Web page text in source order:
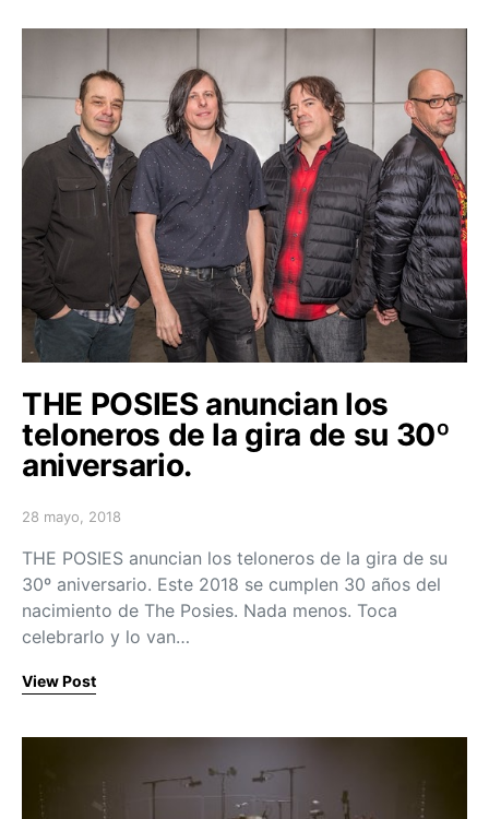
THE POSIES anuncian los
teloneros de la gira de su 30º
aniversario.
Posted on
28 mayo, 2018
THE POSIES anuncian los teloneros de la gira de su
30º aniversario. Este 2018 se cumplen 30 años del
nacimiento de The Posies. Nada menos. Toca
celebrarlo y lo van…
View Post